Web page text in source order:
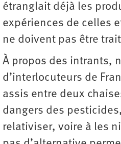
étranglait déjà les
expériences de celles
ne doivent pas être
À propos des intrants,
d’interlocuteurs de
assis entre deux
dangers des
relativiser, voire à les